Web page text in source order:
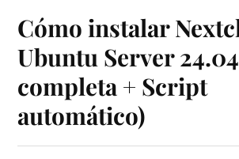
Cómo instalar
Ubuntu Server
completa + Script
automático)